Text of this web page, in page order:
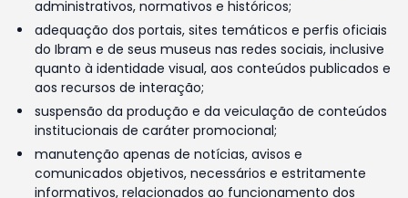
administrativos, normativos e históricos;
adequação dos portais, sites temáticos e perfis oficiais
do Ibram e de seus museus nas redes sociais, inclusive
quanto à identidade visual, aos conteúdos publicados e
aos recursos de interação;
suspensão da produção e da veiculação de conteúdos
institucionais de caráter promocional;
manutenção apenas de notícias, avisos e
comunicados objetivos, necessários e estritamente
informativos, relacionados ao funcionamento dos